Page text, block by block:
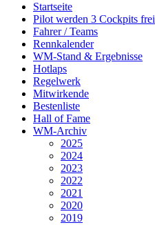
Startseite
Pilot werden 3 Cockpits frei
Fahrer / Teams
Rennkalender
WM-Stand & Ergebnisse
Hotlaps
Regelwerk
Mitwirkende
Bestenliste
Hall of Fame
WM-Archiv
2025
2024
2023
2022
2021
2020
2019